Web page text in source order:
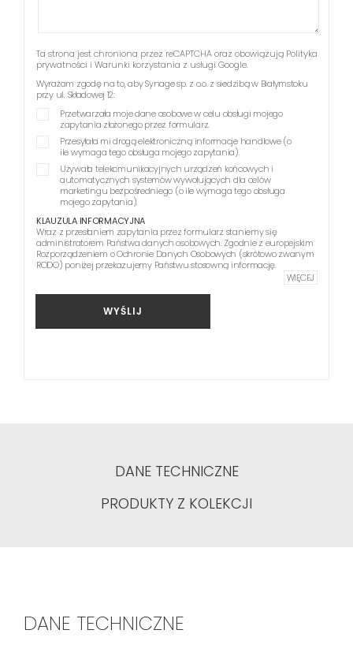
Ta strona jest chroniona przez reCAPTCHA oraz obowiązują Polityka
prywatności i Warunki korzystania z usługi Google.
Wyrażam zgodę na to, aby Synage sp. z o.o. z siedzibą w Białymstoku
przy ul. Składowej 12:
Przetwarzała moje dane osobowe w celu obsługi mojego
zapytania złożonego przez formularz.
Przesyłała mi drogą elektroniczną informacje handlowe (o
ile wymaga tego obsługa mojego zapytania).
Używała telekomunikacyjnych urządzeń końcowych i
automatycznych systemów wywołujących dla celów
marketingu bezpośredniego (o ile wymaga tego obsługa
mojego zapytania).
KLAUZULA INFORMACYJNA
Wraz z przesłaniem zapytania przez formularz staniemy się
administratorem Państwa danych osobowych. Zgodnie z europejskim
Rozporządzeniem o Ochronie Danych Osobowych (skrótowo zwanym
RODO) poniżej przekazujemy Państwu stosowną informację.
WIĘCEJ
WYŚLIJ
DANE TECHNICZNE
PRODUKTY Z KOLEKCJI
DANE TECHNICZNE